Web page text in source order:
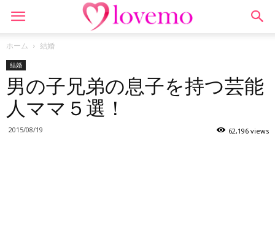
ホーム 結婚
結婚
男の子兄弟の息子を持つ芸能
人ママ５選！
2015/08/19 62,196 views